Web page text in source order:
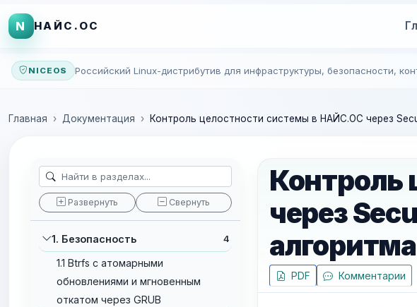
N НАЙС.ОС
NICEOS Российский Linux-дистрибутив для инфраструктуры, безопасности,
Главная Документация Контроль целостности системы в НАЙС.ОС через
Развернуть Свернуть
1. Безопасность 4
1.1 Btrfs с атомарными
обновлениями и мгновенным
откатом через GRUB
Контроль
через
PDF Комментарии